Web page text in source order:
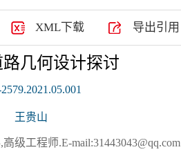
编委会主任 投稿须知
XML下载 导出引用
几何设计探讨
王贵山
级工程师.E-mail:31443043@qq.com